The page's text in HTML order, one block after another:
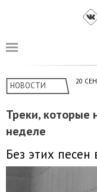
НОВОСТИ 20
Треки, которые
неделе
Без этих песен